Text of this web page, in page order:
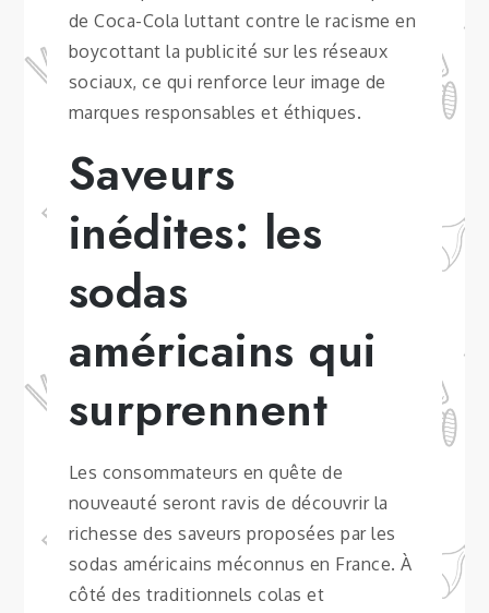
de Coca-Cola luttant contre le racisme en
boycottant la publicité sur les réseaux
sociaux, ce qui renforce leur image de
marques responsables et éthiques.
Saveurs
inédites: les
sodas
américains qui
surprennent
Les consommateurs en quête de
nouveauté seront ravis de découvrir la
richesse des saveurs proposées par les
sodas américains méconnus en France. À
côté des traditionnels colas et